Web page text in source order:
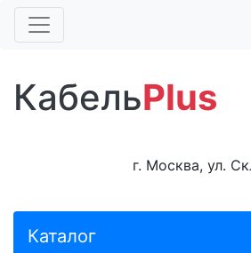
КабельPlus
г. Москва, ул.
Каталог